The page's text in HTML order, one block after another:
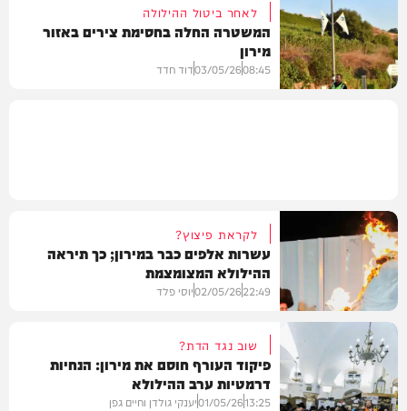
בארץ
לאחר ביטול ההילולה
המשטרה החלה בחסימת צירים באזור
מירון
08:45
03/05/26דוד חדד
חרדים
לקראת פיצוץ?
עשרות אלפים כבר במירון; כך תיראה
ההילולא המצומצמת
22:49
02/05/26יוסי פלד
שוב נגד הדת?
פיקוד העורף חוסם את מירון: הנחיות
דרמטיות ערב ההילולא
13:25
01/05/26יענקי גולדן וחיים גפן